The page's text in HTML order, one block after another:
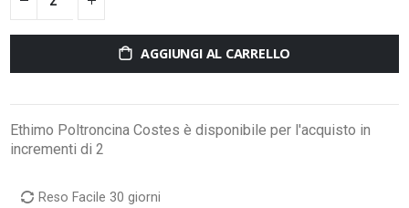
AGGIUNGI AL CARRELLO
Ethimo Poltroncina Costes è disponibile per l'acquisto in
incrementi di 2
Reso Facile 30 giorni